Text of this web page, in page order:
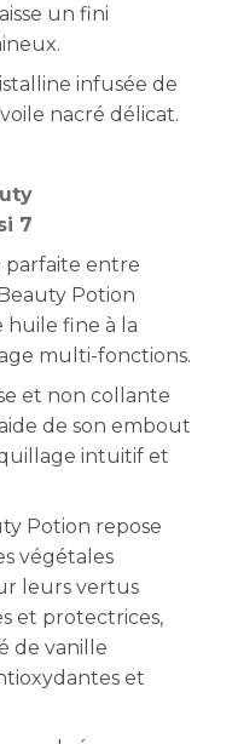
un fini
infusée de
nacré délicat.
7
parfaite entre
Potion
huile fine à la
multi-fonctions.
et non collante
de son embout
intuitif et
Potion repose
végétales
leurs vertus
et protectrices,
de vanille
et